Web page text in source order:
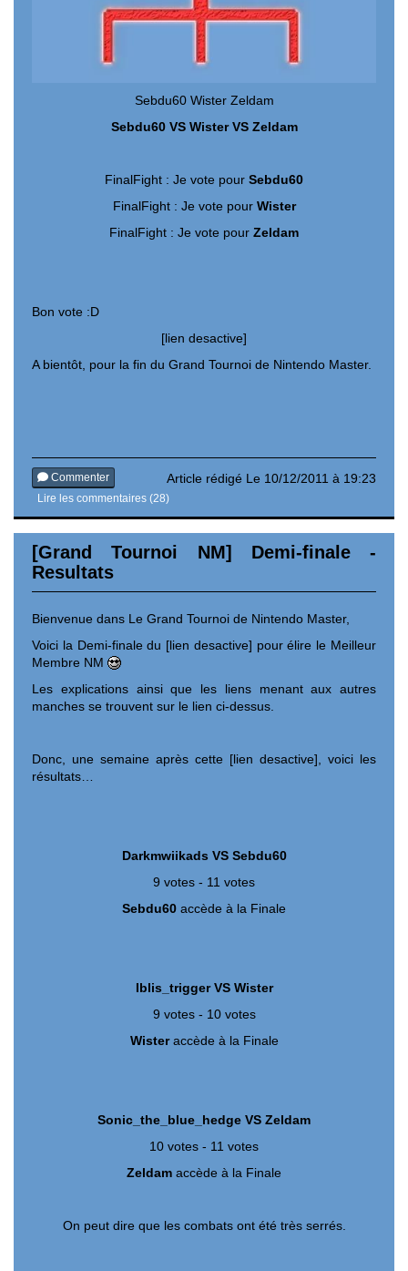
Sebdu60 Wister Zeldam
Sebdu60 VS Wister VS Zeldam
FinalFight : Je vote pour Sebdu60
FinalFight : Je vote pour Wister
FinalFight : Je vote pour Zeldam
Bon vote :D
[lien desactive]
A bientôt, pour la fin du Grand Tournoi de Nintendo Master.
Article rédigé Le 10/12/2011 à 19:23
Commenter
Lire les commentaires (28)
[Grand Tournoi NM] Demi-finale -
Resultats
Bienvenue dans Le Grand Tournoi de Nintendo Master,
Voici la Demi-finale du [lien desactive] pour élire le Meilleur
Membre NM
Les explications ainsi que les liens menant aux autres
manches se trouvent sur le lien ci-dessus.
Donc, une semaine après cette [lien desactive], voici les
résultats…
Darkmwiikads VS Sebdu60
9 votes - 11 votes
Sebdu60 accède à la Finale
Iblis_trigger VS Wister
9 votes - 10 votes
Wisteraccède à la Finale
Sonic_the_blue_hedge VS Zeldam
10 votes - 11 votes
Zeldam accède à la Finale
On peut dire que les combats ont été très serrés.